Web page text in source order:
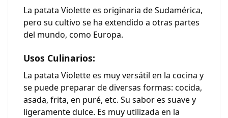
La patata Violette es originaria de Sudamérica,
pero su cultivo se ha extendido a otras partes
del mundo, como Europa.
Usos Culinarios:
La patata Violette es muy versátil en la cocina y
se puede preparar de diversas formas: cocida,
asada, frita, en puré, etc. Su sabor es suave y
ligeramente dulce. Es muy utilizada en la